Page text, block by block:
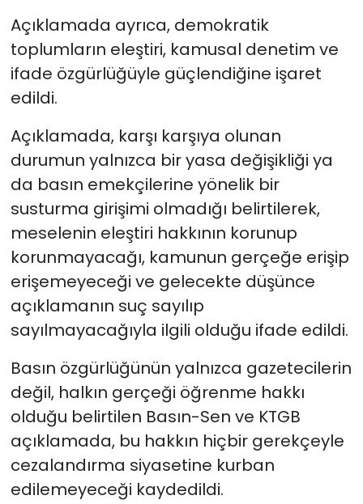
Açıklamada ayrıca, demokratik
toplumların eleştiri, kamusal denetim ve
ifade özgürlüğüyle güçlendiğine işaret
edildi.
Açıklamada, karşı karşıya olunan
durumun yalnızca bir yasa değişikliği ya
da basın emekçilerine yönelik bir
susturma girişimi olmadığı belirtilerek,
meselenin eleştiri hakkının korunup
korunmayacağı, kamunun gerçeğe erişip
erişemeyeceği ve gelecekte düşünce
açıklamanın suç sayılıp
sayılmayacağıyla ilgili olduğu ifade edildi.
Basın özgürlüğünün yalnızca gazetecilerin
değil, halkın gerçeği öğrenme hakkı
olduğu belirtilen Basın-Sen ve KTGB
açıklamada, bu hakkın hiçbir gerekçeyle
cezalandırma siyasetine kurban
edilemeyeceği kaydedildi.